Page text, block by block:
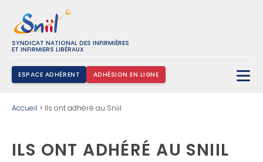
SYNDICAT NATIONAL DES INFIRMIÈRES
ET INFIRMIERS LIBÉRAUX
ESPACE ADHÉRENT ADHÉSION EN LIGNE
Accueil > Ils ont adhéré au Sniil
ILS ONT ADHÉRÉ AU SNIIL